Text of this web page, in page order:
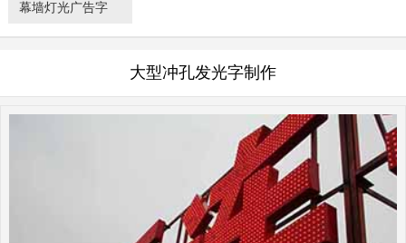
幕墙灯光广告字
大型冲孔发光字制作